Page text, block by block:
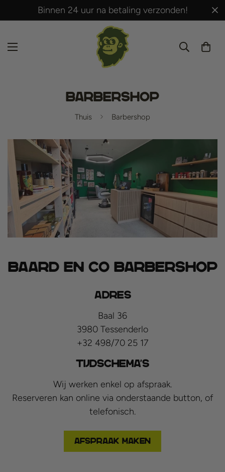
Binnen 24 uur na betaling verzonden!
Barbershop
Thuis Barbershop
Baard en Co Barbershop
Adres
Baal 36
3980 Tessenderlo
+32 498/70 25 17
Tijdschema's
Wij werken enkel op afspraak.
Reserveren kan online via onderstaande button, of
telefonisch.
Afspraak maken